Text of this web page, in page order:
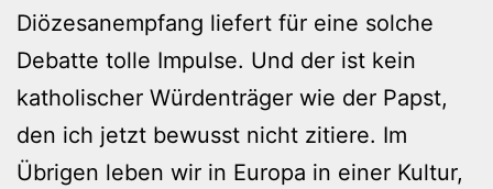
Diözesanempfang liefert für eine solche
Debatte tolle Impulse. Und der ist kein
katholischer Würdenträger wie der Papst,
den ich jetzt bewusst nicht zitiere. Im
Übrigen leben wir in Europa in einer Kultur,